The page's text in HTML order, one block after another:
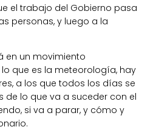
el trabajo del Gobierno pasa
personas, y luego a la
en un movimiento
que es la meteorología, hay
a los que todos los días se
de lo que va a suceder con el
si va a parar, y cómo y